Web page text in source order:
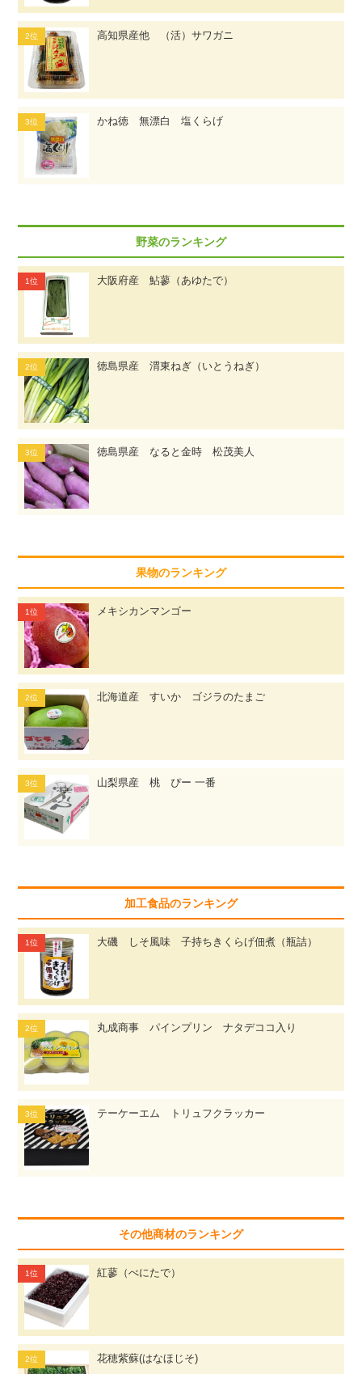
高知県産他 （活）サワガニ
かね徳 無漂白 塩くらげ
野菜のランキング
大阪府産 鮎蓼（あゆたで）
徳島県産 渭東ねぎ（いとうねぎ）
徳島県産 なると金時 松茂美人
果物のランキング
メキシカンマンゴー
北海道産 すいか ゴジラのたまご
山梨県産 桃 ぴー 一番
加工食品のランキング
大磯 しそ風味 子持ちきくらげ佃煮（瓶詰）
丸成商事 パインプリン ナタデココ入り
テーケーエム トリュフクラッカー
その他商材のランキング
紅蓼（べにたで）
花穂紫蘇(はなほじそ)